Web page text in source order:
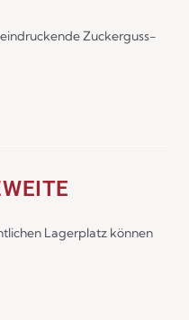
Zuckerguss-
Lagerplatz können